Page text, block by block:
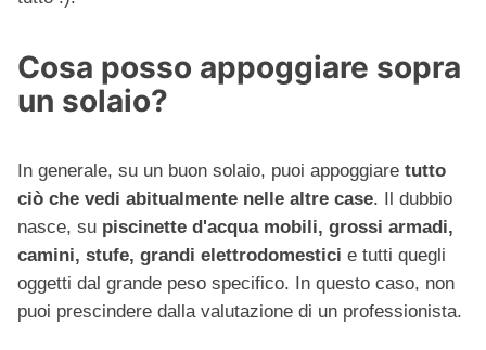
Cosa posso appoggiare sopra
un solaio?
In generale, su un buon solaio, puoi appoggiare tutto
ciò che vedi abitualmente nelle altre case. Il dubbio
nasce, su piscinette d'acqua mobili, grossi armadi,
camini, stufe, grandi elettrodomestici e tutti quegli
oggetti dal grande peso specifico. In questo caso, non
puoi prescindere dalla valutazione di un professionista.